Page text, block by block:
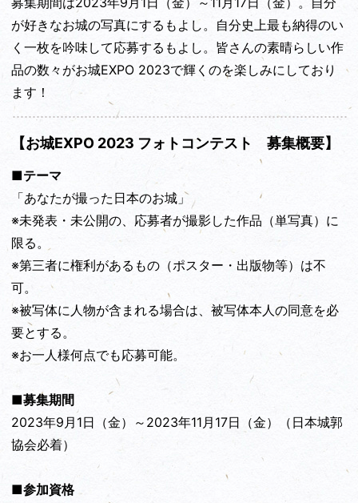
が好きなお城の写真にするもよし。自分史上最も納得のい
く一枚を吟味して応募するもよし。皆さんの素晴らしい作
品の数々がお城EXPO 2023で輝くのを楽しみにしており
ます！
【お城EXPO 2023 フォトコンテスト 募集概要】
■テーマ
「あなたが撮った日本のお城」
※未発表・未公開の、応募者が撮影した作品（単写真）に
限る。
※第三者に権利があるもの（ポスター・出版物等）は不
可。
※被写体に人物が含まれる場合は、被写体本人の同意を必
要とする。
※お一人様何点でも応募可能。
■募集期間
2023年9月1日（金）～2023年11月17日（金）（日本城郭
協会必着）
■参加資格